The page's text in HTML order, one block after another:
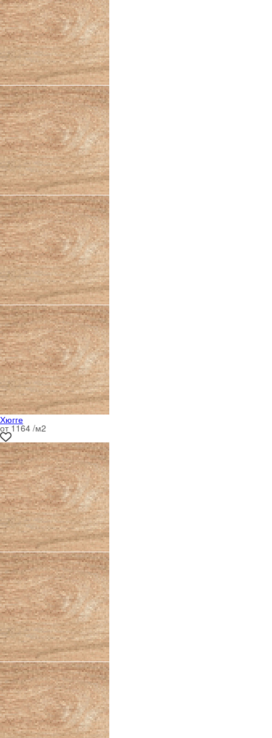
Хюгге
от 1164 /м2